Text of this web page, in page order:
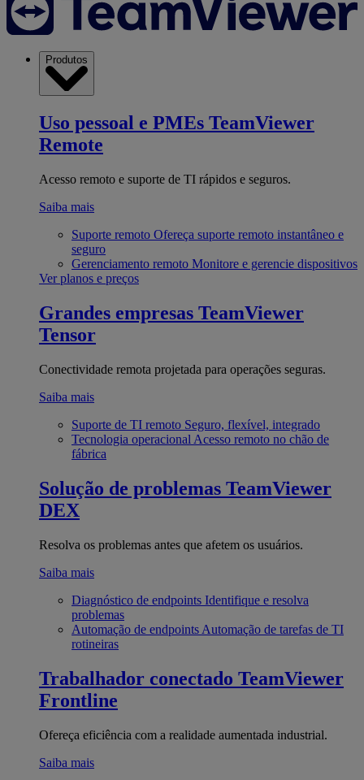
Produtos
Uso pessoal e PMEs TeamViewer
Remote
Acesso remoto e suporte de TI rápidos e seguros.
Saiba mais
Suporte remoto Ofereça suporte remoto instantâneo e
seguro
Gerenciamento remoto Monitore e gerencie dispositivos
Ver planos e preços
Grandes empresas TeamViewer
Tensor
Conectividade remota projetada para operações seguras.
Saiba mais
Suporte de TI remoto Seguro, flexível, integrado
Tecnologia operacional Acesso remoto no chão de
fábrica
Solução de problemas TeamViewer
DEX
Resolva os problemas antes que afetem os usuários.
Saiba mais
Diagnóstico de endpoints Identifique e resolva
problemas
Automação de endpoints Automação de tarefas de TI
rotineiras
Trabalhador conectado TeamViewer
Frontline
Ofereça eficiência com a realidade aumentada industrial.
Saiba mais